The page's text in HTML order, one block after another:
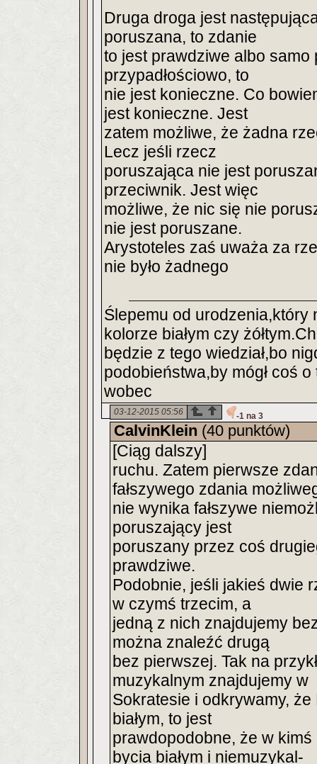
Druga droga jest
poruszana, to zdanie
to jest prawdziwe albo samo
przypadłościowo, to
nie jest konieczne. Co
jest konieczne. Jest
zatem możliwe, że żadna
Lecz jeśli rzecz
poruszająca nie jest
przeciwnik. Jest więc
możliwe, że nic się nie
nie jest poruszane.
Arystoteles zaś uważa za
nie było żadnego
Ślepemu od urodzenia,który
kolorze białym czy
będzie z tego wiedział,bo
podobieństwa,by mógł coś
wobec
03-12-2015 05:56 -1 na 3
CalvinKlein (40 punktów)
[Ciąg dalszy]
ruchu. Zatem pierwsze
fałszywego zdania
nie wynika fałszywe
poruszający jest
poruszany przez coś
prawdziwe.
Podobnie, jeśli jakieś dwie
w czymś trzecim, a
jedną z nich znajdujemy
można znaleźć drugą
bez pierwszej. Tak na
muzykalnym znajdujemy w
Sokratesie i odkrywamy,
białym, to jest
prawdopodobne, że w
bycia białym i niemuzykal-